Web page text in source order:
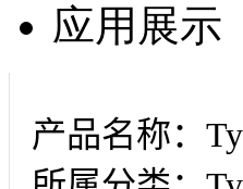
应用展示
产品名称：